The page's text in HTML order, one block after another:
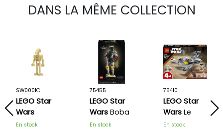
DANS LA MÊME COLLECTION
SW0001C
LEGO Star
Wars
Minifigurines
En stock
75455
LEGO Star
Wars Boba
Fett™
En stock
75410
LEGO Star
Wars Le
chasseur
En stock